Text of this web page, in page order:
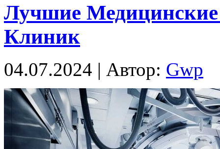
Лучшие
Клиник
04.07.2024 | Автор: Gwp